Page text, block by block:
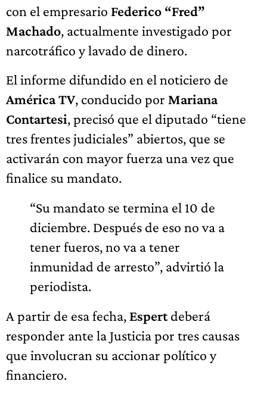
con el empresario Federico “Fred”
Machado, actualmente investigado por
narcotráfico y lavado de dinero.
El informe difundido en el noticiero de
América TV, conducido por Mariana
Contartesi, precisó que el diputado “tiene
tres frentes judiciales” abiertos, que se
activarán con mayor fuerza una vez que
finalice su mandato.
“Su mandato se termina el 10 de
diciembre. Después de eso no va a
tener fueros, no va a tener
inmunidad de arresto”, advirtió la
periodista.
A partir de esa fecha, Espertdeberá
responder ante la Justicia por tres causas
que involucran su accionar político y
financiero.